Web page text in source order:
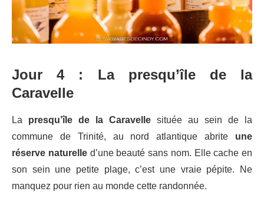
Jour 4 : La presqu’île de la
Caravelle
La presqu’île de la Caravelle située au sein de la
commune de Trinité, au nord atlantique abrite une
réserve naturelled’une beauté sans nom. Elle cache en
son sein une petite plage, c’est une vraie pépite. Ne
manquez pour rien au monde cette randonnée.